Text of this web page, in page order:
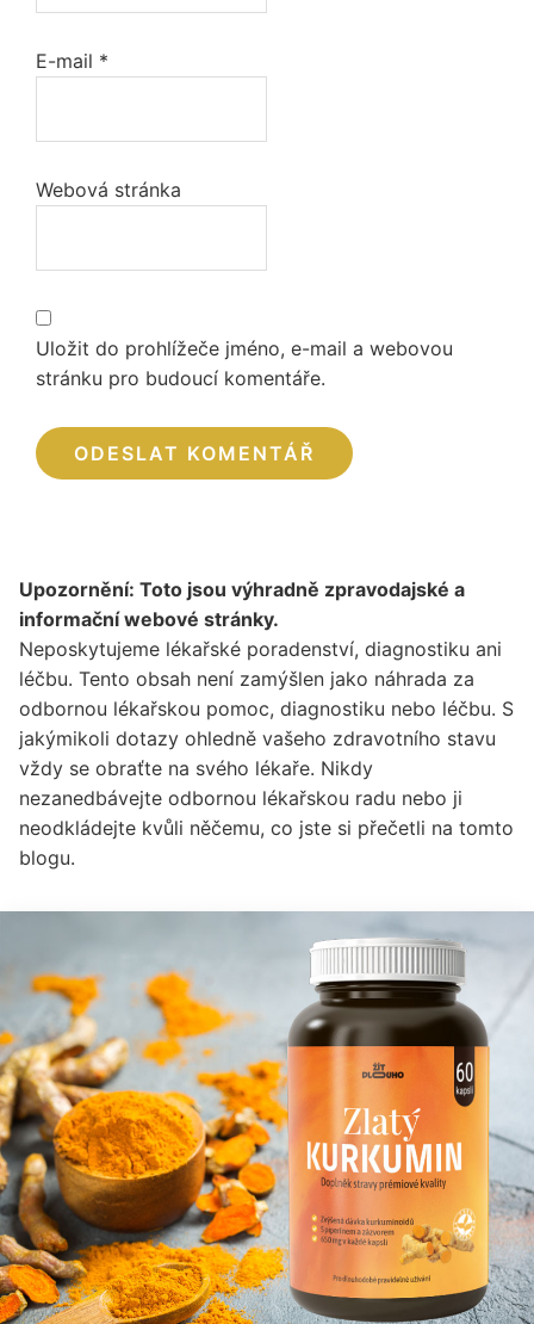
E-mail *
Webová stránka
Uložit do prohlížeče jméno, e-mail a webovou
stránku pro budoucí komentáře.
Upozornění: Toto jsou výhradně zpravodajské a
informační webové stránky.
Neposkytujeme lékařské poradenství, diagnostiku ani
léčbu. Tento obsah není zamýšlen jako náhrada za
odbornou lékařskou pomoc, diagnostiku nebo léčbu. S
jakýmikoli dotazy ohledně vašeho zdravotního stavu
vždy se obraťte na svého lékaře. Nikdy
nezanedbávejte odbornou lékařskou radu nebo ji
neodkládejte kvůli něčemu, co jste si přečetli na tomto
blogu.